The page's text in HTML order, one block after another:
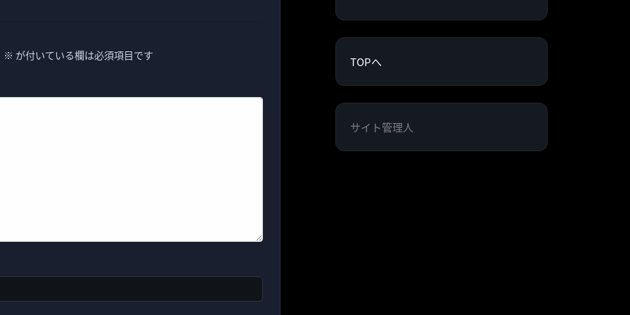
※ が付いている欄は必須項目です TOPへ
サイト管理人